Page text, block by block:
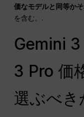
価なモデルと同等か
を含む。.
Gemini
3 Pro 価
選ぶべき